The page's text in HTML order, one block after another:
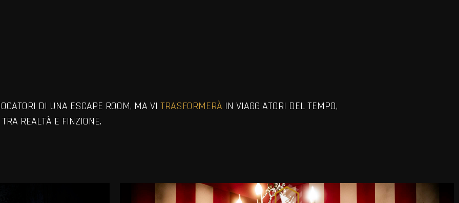
DI UNA ESCAPE ROOM, MA VI TRASFORMERÀ IN VIAGGIATORI DEL TEMPO,
REALTÀ E FINZIONE.